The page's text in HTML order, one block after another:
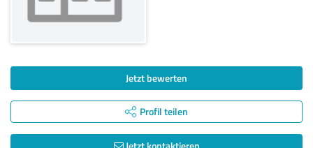
Jetzt bewerten
Profil teilen
Jetzt kontaktieren